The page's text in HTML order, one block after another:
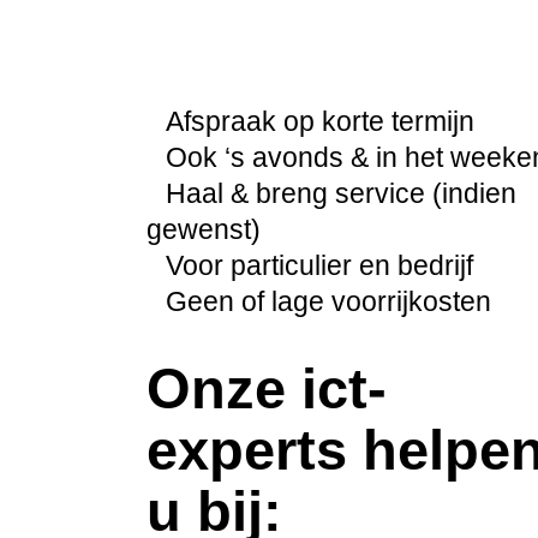
Afspraak op korte termijn
Ook ‘s avonds & in het
Haal & breng service (indien
gewenst)
Voor particulier en bedrijf
Geen of lage voorrijkosten
Onze ict-
experts
u bij: